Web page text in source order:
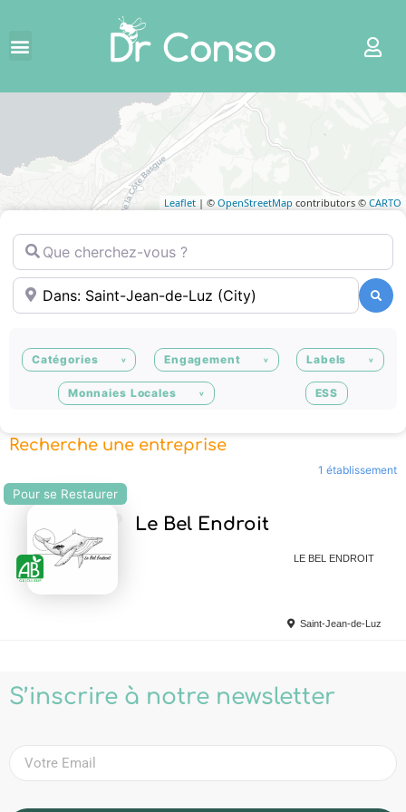
Leaflet | © OpenStreetMap contributors © CARTO
Que cherchez-vous ?
Où ? Recherche
Recherche
Catégories Engagement Labels
Monnaies Locales ESS
Recherche une entreprise
1 établissement
Pour se Restaurer
Le Bel Endroit
LE BEL ENDROIT
Saint-Jean-de-Luz
S’inscrire à notre newsletter